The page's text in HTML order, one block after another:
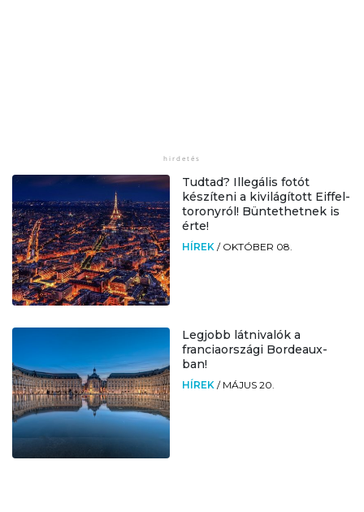
Tudtad? Illegális fotót
készíteni a kivilágított Eiffel-
toronyról! Büntethetnek is
érte!
HÍREK / OKTÓBER 08.
Legjobb látnivalók a
franciaországi Bordeaux-
ban!
HÍREK / MÁJUS 20.